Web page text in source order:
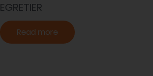
EGRETIER
Read more